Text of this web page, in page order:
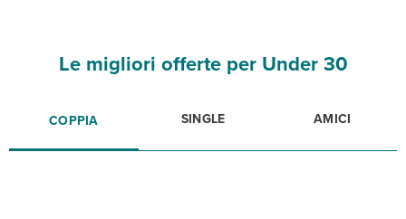
Le migliori offerte per Under 30
COPPIA SINGLE AMICI